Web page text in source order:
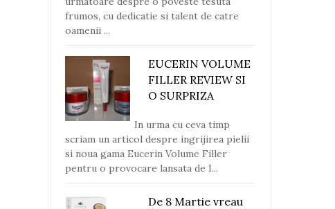
frumos, cu dedicatie si talent de catre
oamenii ...
EUCERIN VOLUME
FILLER REVIEW SI
O SURPRIZA
In urma cu ceva timp
scriam un articol despre ingrijirea pielii
si noua gama Eucerin Volume Filler
pentru o provocare lansata de I...
De 8 Martie vreau